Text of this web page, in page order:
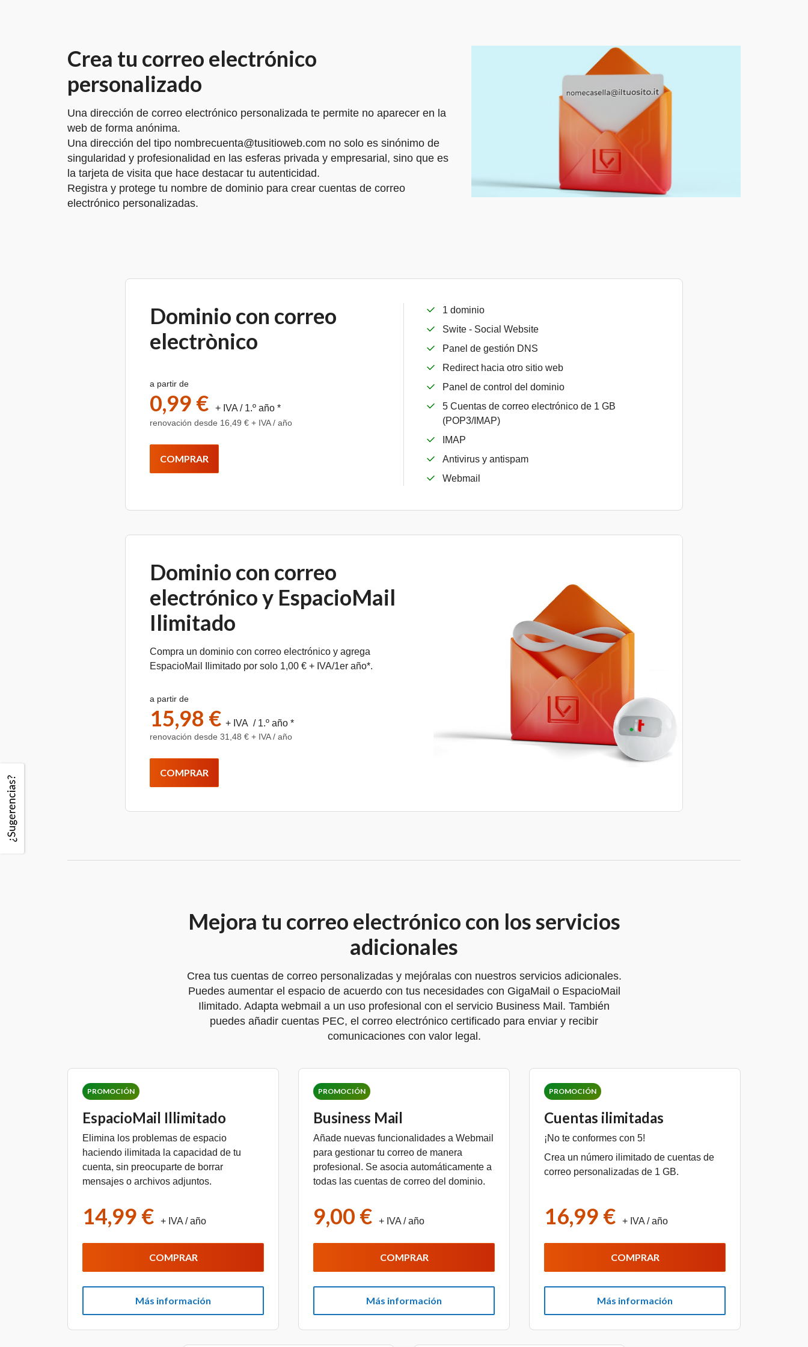
Crea tu correo electrónico
personalizado
Una dirección de correo electrónico personalizada te permite no aparecer en la
web de forma anónima.
Una dirección del tipo nombrecuenta@tusitioweb.com no solo es sinónimo de
singularidad y profesionalidad en las esferas privada y empresarial, sino que es
la tarjeta de visita que hace destacar tu autenticidad.
Registra y protege tu nombre de dominio para crear cuentas de correo
electrónico personalizadas.
Dominio con correo
electrònico
a partir de
0,99 € + IVA / 1.º año *
renovación desde 16,49 € + IVA / año
COMPRAR
1 dominio
Swite - Social Website
Panel de gestión DNS
Redirect hacia otro sitio web
Panel de control del dominio
5 Cuentas de correo electrónico de 1 GB
(POP3/IMAP)
IMAP
Antivirus y antispam
Webmail
Dominio con correo
electrónico y EspacioMail
Ilimitado
Compra un dominio con correo electrónico y agrega
EspacioMail Ilimitado por solo 1,00 € + IVA/1er año*.
a partir de
15,98 € + IVA / 1.º año *
renovación desde 31,48 € + IVA / año
COMPRAR
Mejora tu correo electrónico con los servicios
adicionales
Crea tus cuentas de correo personalizadas y mejóralas con nuestros servicios adicionales.
Puedes aumentar el espacio de acuerdo con tus necesidades con GigaMail o EspacioMail
Ilimitado. Adapta webmail a un uso profesional con el servicio Business Mail. También
puedes añadir cuentas PEC, el correo electrónico certificado para enviar y recibir
comunicaciones con valor legal.
PROMOCIÓN
EspacioMail Illimitado
Elimina los problemas de espacio
haciendo ilimitada la capacidad de tu
cuenta, sin preocuparte de borrar
mensajes o archivos adjuntos.
14,99 € + IVA / año
COMPRAR
Más información
PROMOCIÓN
Business Mail
Añade nuevas funcionalidades a Webmail
para gestionar tu correo de manera
profesional. Se asocia automáticamente a
todas las cuentas de correo del dominio.
9,00 € + IVA / año
COMPRAR
Más información
PROMOCIÓN
Cuentas ilimitadas
¡No te conformes con 5!
Crea un número ilimitado de cuentas de
correo personalizadas de 1 GB.
16,99 € + IVA / año
COMPRAR
Más información